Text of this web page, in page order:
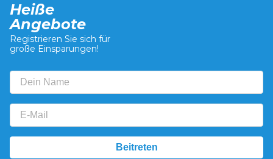
Heiße
Angebote
Registrieren Sie sich für
große Einsparungen!